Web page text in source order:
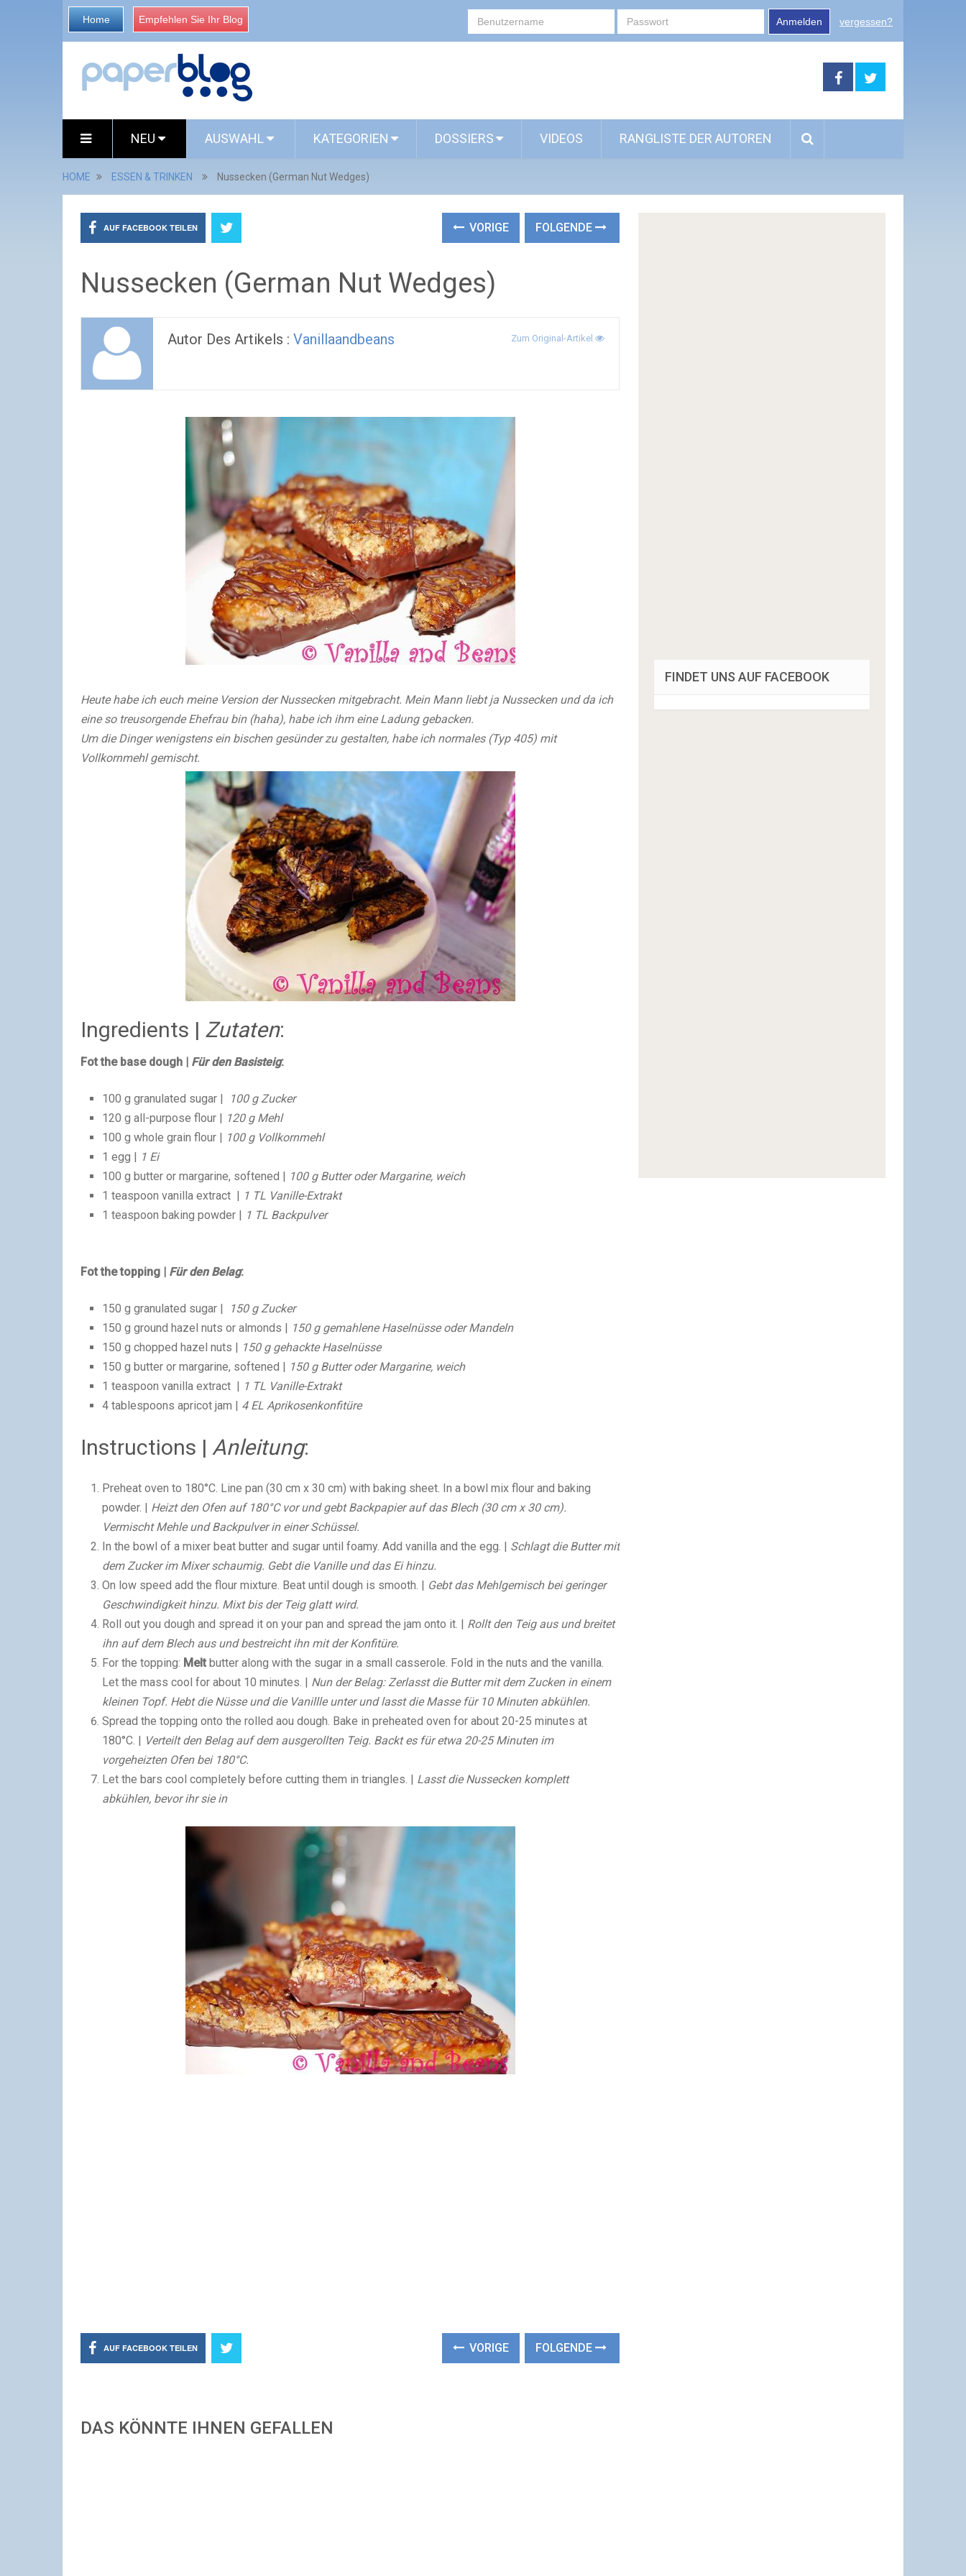
Home Empfehlen Sie Ihr Blog Anmelden vergessen?
NEU AUSWAHL KATEGORIEN DOSSIERS VIDEOS RANGLISTE DER AUTOREN
HOME ESSEN & TRINKEN Nussecken (German Nut Wedges)
AUF FACEBOOK TEILEN VORIGE FOLGENDE
Nussecken (German Nut Wedges)
Autor Des Artikels : Vanillaandbeans Zum Original-Artikel
Heute habe ich euch meine Version der Nussecken mitgebracht. Mein Mann liebt ja Nussecken und da ich
eine so treusorgende Ehefrau bin (haha), habe ich ihm eine Ladung gebacken.
Um die Dinger wenigstens ein bischen gesünder zu gestalten, habe ich normales (Typ 405) mit
Vollkornmehl gemischt.
Ingredients | Zutaten:
Fot the base dough | Für den Basisteig:
100 g granulated sugar |
100 g Zucker
120 g all-purpose flour | 120 g Mehl
100 g whole grain flour | 100 g Vollkornmehl
1 egg | 1 Ei
100 g butter or margarine, softened | 100 g Butter oder Margarine, weich
1 teaspoon vanilla extract | 1 TL Vanille-Extrakt
1 teaspoon baking powder | 1 TL Backpulver
Fot the topping | Für den Belag:
150 g granulated sugar |
150 g Zucker
150 g ground hazel nuts or almonds | 150 g gemahlene Haselnüsse oder Mandeln
150 g chopped hazel nuts | 150 g gehackte Haselnüsse
150 g butter or margarine, softened | 150 g Butter oder Margarine, weich
1 teaspoon vanilla extract | 1 TL Vanille-Extrakt
4 tablespoons apricot jam | 4 EL Aprikosenkonfitüre
Instructions | Anleitung:
Preheat oven to 180°C. Line pan (30 cm x 30 cm) with baking sheet. In a bowl mix flour and baking
powder. | Heizt den Ofen auf 180°C vor und gebt Backpapier auf das Blech (30 cm x 30 cm).
Vermischt Mehle und Backpulver in einer Schüssel.
In the bowl of a mixer beat butter and sugar until foamy. Add vanilla and the egg. | Schlagt die Butter mit
dem Zucker im Mixer schaumig. Gebt die Vanille und das Ei hinzu.
On low speed add the flour mixture. Beat until dough is smooth. | Gebt das Mehlgemisch bei geringer
Geschwindigkeit hinzu. Mixt bis der Teig glatt wird.
Roll out you dough and spread it on your pan and spread the jam onto it. | Rollt den Teig aus und breitet
ihn auf dem Blech aus und bestreicht ihn mit der Konfitüre.
For the topping: Melt butter along with the sugar in a small casserole. Fold in the nuts and the vanilla.
Let the mass cool for about 10 minutes. | Nun der Belag: Zerlasst die Butter mit dem Zucken in einem
kleinen Topf. Hebt die Nüsse und die Vanillle unter und lasst die Masse für 10 Minuten abkühlen.
Spread the topping onto the rolled aou dough. Bake in preheated oven for about 20-25 minutes at
180°C. | Verteilt den Belag auf dem ausgerollten Teig. Backt es für etwa 20-25 Minuten im
vorgeheizten Ofen bei 180°C.
Let the bars cool completely before cutting them in triangles. | Lasst die Nussecken komplett
abkühlen, bevor ihr sie in
AUF FACEBOOK TEILEN VORIGE FOLGENDE
DAS KÖNNTE IHNEN GEFALLEN
FINDET UNS AUF FACEBOOK